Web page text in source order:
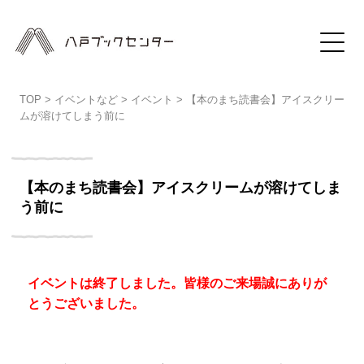
TOP > イベントなど> イベント >
【本のまち読書会】アイスクリー
ムが溶けてしまう前に
【本のまち読書会】アイスクリームが溶けてしま
う前に
イベントは終了しました。皆様のご来場誠にありが
とうございました。